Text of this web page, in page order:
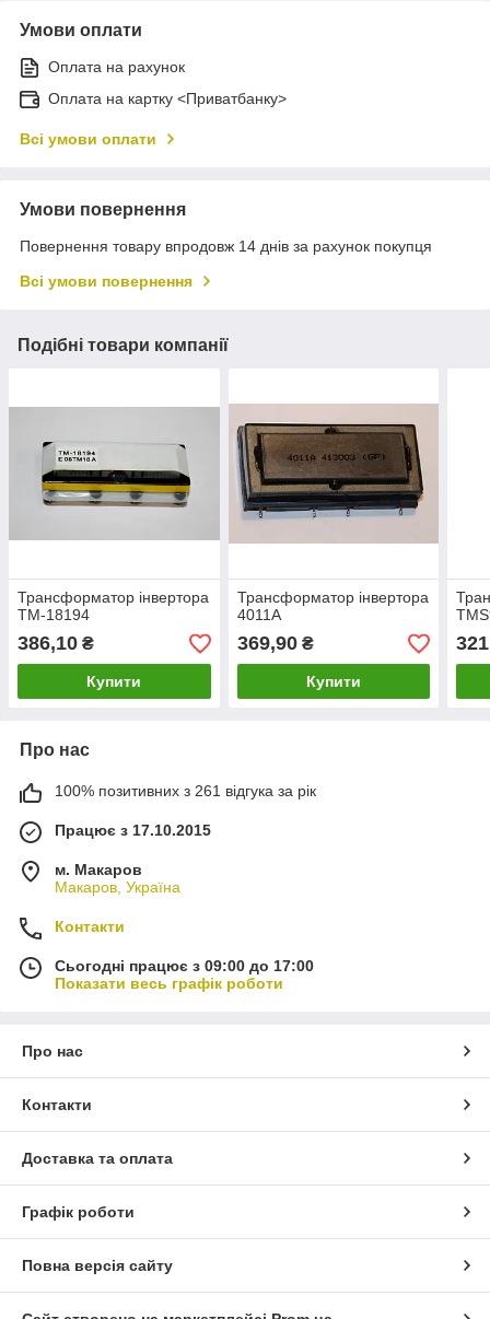
Умови оплати
Оплата на рахунок
Оплата на картку <Приватбанку>
Всі умови оплати
Умови повернення
Повернення товару впродовж 14 днів за рахунок покупця
Всі умови повернення
Подібні товари компанії
Трансформатор інвертора
TM-18194
386,10 ₴
Купити
Трансформатор інвертора
4011А
369,90₴
Купити
Про нас
100% позитивних з 261 відгука за рік
Працює з 17.10.2015
м. Макаров
Макаров, Україна
Контакти
Сьогодні працює з 09:00 до 17:00
Показати весь графік роботи
Про нас
Контакти
Доставка та оплата
Графік роботи
Повна версія сайту